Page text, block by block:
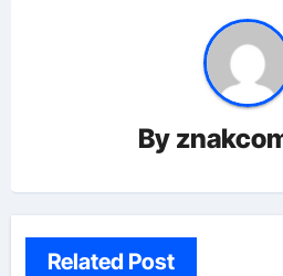
By
Related Post